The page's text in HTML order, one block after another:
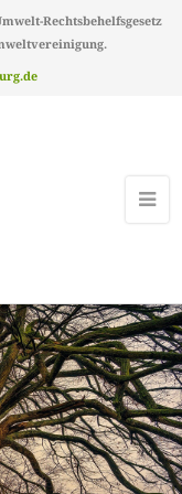
Rechtsbehelfsgesetz